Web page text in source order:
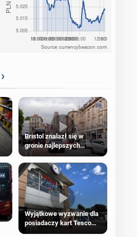
Source: currencybeacon.com
›
Bristol znalazł się w
gronie najlepszych
kierunków podróży na
świecie
Wyjątkowe wyzwanie dla
posiadaczy kart Tesco
Clubcard!